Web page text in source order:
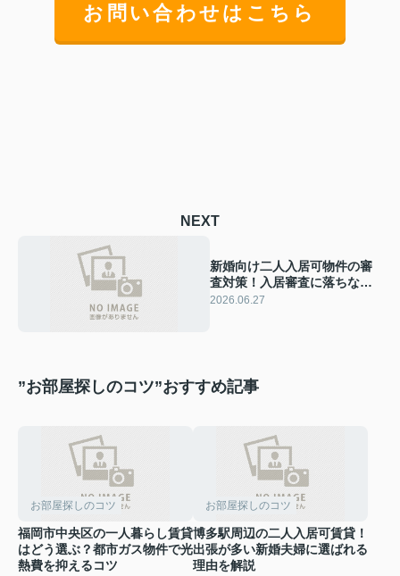
お問い合わせはこちら
NEXT
新婚向け二人入居可物件の審
査対策！入居審査に落ちない
注意点を解説
2026.06.27
”お部屋探しのコツ”おすすめ記事
お部屋探しのコツ
福岡市中央区の一人暮らし賃貸
はどう選ぶ？都市ガス物件で光
熱費を抑えるコツ
お部屋探しのコツ
博多駅周辺の二人入居可賃貸！
出張が多い新婚夫婦に選ばれる
理由を解説